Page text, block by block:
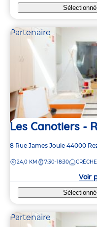
Partenaire
Les Canotiers -
Adresse
la
8 Rue James Joule 44000
DISTANCE
24,0 KM 7:30-18:30 CRÈCHE
Voir
Partenaire